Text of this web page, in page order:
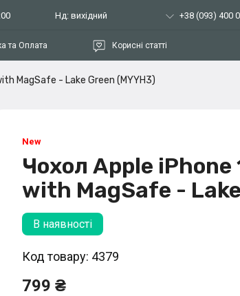
Нд: вихідний +38 (093) 400
та Оплата Корисні статті
MagSafe - Lake Green (MYYH3)
Чохол Apple iPhone
with MagSafe -
В наявності
Код товару: 4379
799 ₴